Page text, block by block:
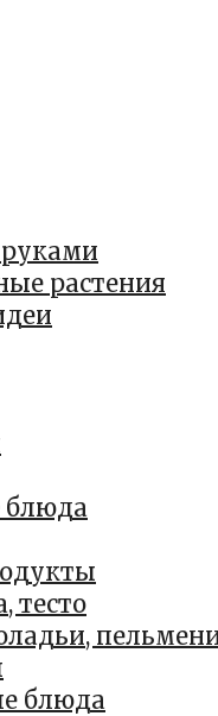
растения
тесто
блюда